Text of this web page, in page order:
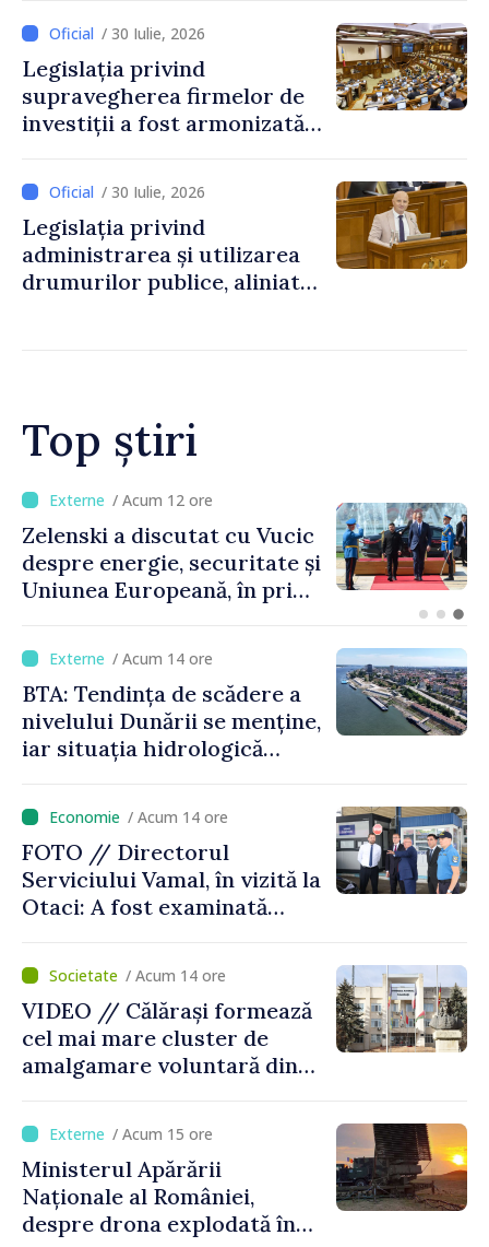
/ 30 Iulie, 2026
Legislația privind
supravegherea firmelor de
investiții a fost armonizată
/ 30 Iulie, 2026
Legislația privind
administrarea și utilizarea
drumurilor publice, aliniată
Top știri
/ Acum 8 ore
Bulgaria: Ambasadoarea
Ucrainei, convocată la
Ministerul de Externe în
/ Acum 14 ore
BTA: Tendința de scădere a
nivelului Dunării se menține,
iar situația hidrologică
/ Acum 14 ore
FOTO // Directorul
Serviciului Vamal, în vizită la
Otaci: A fost examinată
control vamal cu un scanner
performant/ Acum 14 ore
VIDEO // Călărași formează
cel mai mare cluster de
amalgamare voluntară din
orășenesc a aprobat decizia
finală
/ Acum 15 ore
Ministerul Apărării
Naționale al României,
despre drona explodată în